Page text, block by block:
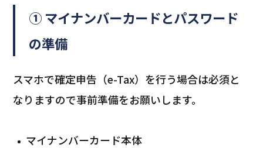
① マイナンバーカードとパスワード
の準備
スマホで確定申告（e-Tax）を行う場合は必須と
なりますので事前準備をお願いします。
マイナンバーカード本体